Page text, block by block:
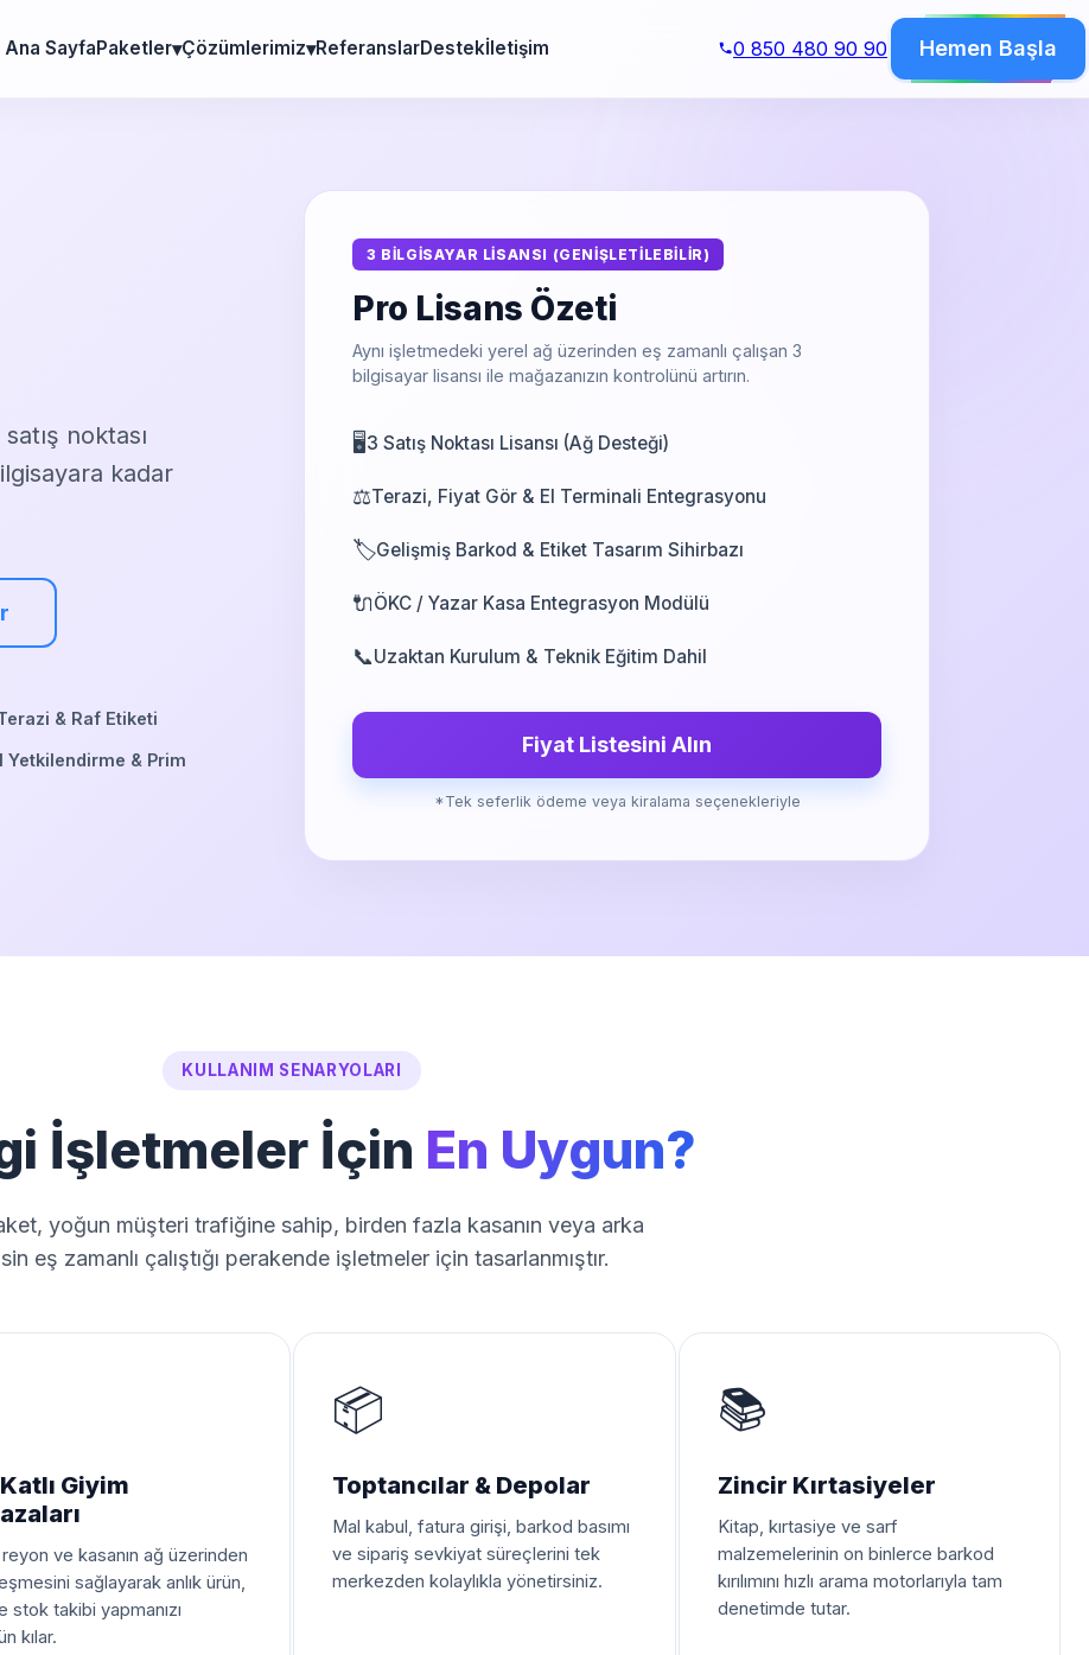
Ana SayfaPaketler Çözümlerimiz ReferanslarDestekİletişim 0 850 480 90 90 Hemen Başla
noktası
kadar
Terazi & Raf Etiketi
Yetkilendirme & Prim
3 BİLGİSAYAR LİSANSI (GENİŞLETİLEBİLİR)
Pro Lisans Özeti
Aynı işletmedeki yerel ağ üzerinden eş zamanlı çalışan 3
bilgisayar lisansı ile mağazanızın kontrolünü artırın.
🖥️3 Satış Noktası Lisansı (Ağ Desteği)
⚖️Terazi, Fiyat Gör & El Terminali Entegrasyonu
🏷️Gelişmiş Barkod & Etiket Tasarım Sihirbazı
🔌ÖKC / Yazar Kasa Entegrasyon Modülü
📞Uzaktan Kurulum & Teknik Eğitim Dahil
Fiyat Listesini Alın
*Tek seferlik ödeme veya kiralama seçenekleriyle
KULLANIM SENARYOLARI
İşletmeler İçin En Uygun?
yoğun müşteri trafiğine sahip, birden fazla kasanın veya arka
eş zamanlı çalıştığı perakende işletmeler için tasarlanmıştır.
Giyim
ve kasanın ağ üzerinden
sağlayarak anlık ürün,
stok takibi yapmanızı
kılar.
📦
Toptancılar & Depolar
Mal kabul, fatura girişi, barkod basımı
ve sipariş sevkiyat süreçlerini tek
merkezden kolaylıkla yönetirsiniz.
📚
Zincir Kırtasiyeler
Kitap, kırtasiye ve sarf
malzemelerinin on binlerce barkod
kırılımını hızlı arama motorlarıyla tam
denetimde tutar.